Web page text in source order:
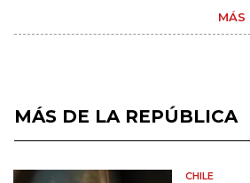
MÁS
MÁS DE LA REPÚBLICA
CHILE